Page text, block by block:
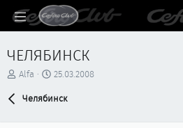
ЧЕЛЯБИНСК
А
Alfa
Д
т
25.03.2008
Челябинск